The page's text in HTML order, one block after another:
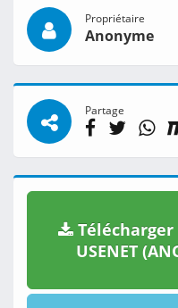
Propriétaire
Anonyme
Partage
USENET